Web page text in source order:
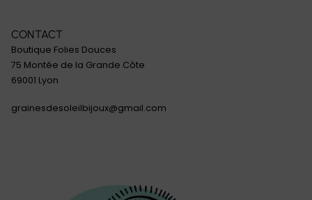
CONTACT
Boutique Folies Douces
75 Montée de la Grande Côte
69001 Lyon
grainesdesoleilbijoux@gmail.com